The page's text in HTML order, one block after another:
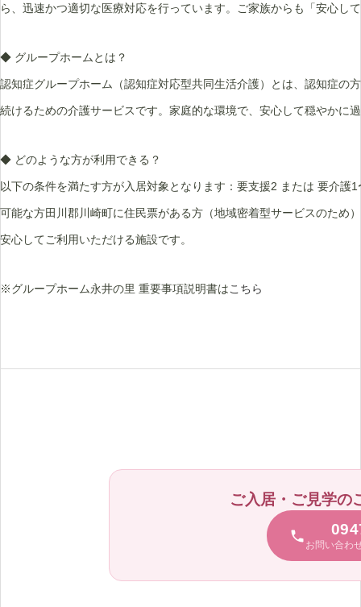
ら、迅速かつ適切な医療対応を行っています。ご家族からも「安心し
◆ グループホームとは？
認知症グループホーム（認知症対応型共同生活介護）とは、認知症の
続けるための介護サービスです。家庭的な環境で、安心して穏やかに
◆ どのような方が利用できる？
以下の条件を満たす方が入居対象となります：要支援2 または 要介
可能な方田川郡川崎町に住民票がある方（地域密着型サービスのため
安心してご利用いただける施設です。
※グループホーム永井の里 重要事項説明書はこちら
ご入居・ご見学の
お問い合わ